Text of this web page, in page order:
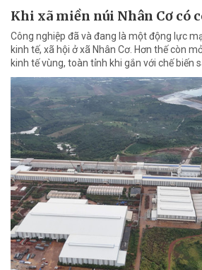
Khi xã miền núi Nhân Cơ có
Công nghiệp đã và đang là một động lực
kinh tế, xã hội ở xã Nhân Cơ. Hơn thế còn
kinh tế vùng, toàn tỉnh khi gắn với chế biến